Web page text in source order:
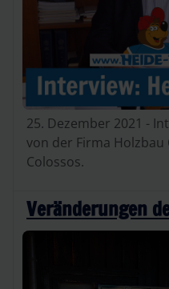
25. Dezember 2021 -
von der Firma Holzbau
Colossos.
Veränderungen